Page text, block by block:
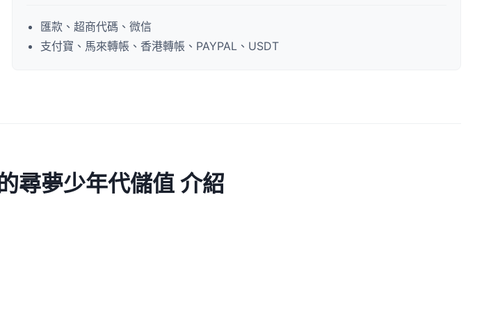
匯款、超商代碼、微信
支付寶、馬來轉帳、香港轉帳、PAYPAL、USDT
尋夢少年代儲值 介紹